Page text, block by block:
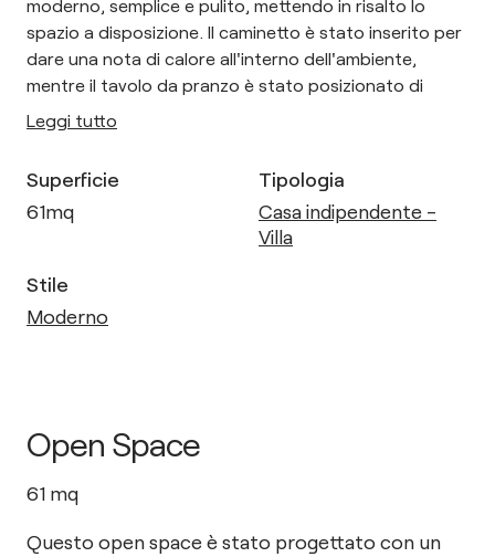
moderno, semplice e pulito, mettendo in risalto lo
spazio a disposizione. Il caminetto è stato inserito per
dare una nota di calore all'interno dell'ambiente,
mentre il tavolo da pranzo è stato posizionato di
Leggi tutto
Superficie
61mq
Tipologia
Casa indipendente -
Villa
Stile
Moderno
Open Space
61 mq
Questo open space è stato progettato con un